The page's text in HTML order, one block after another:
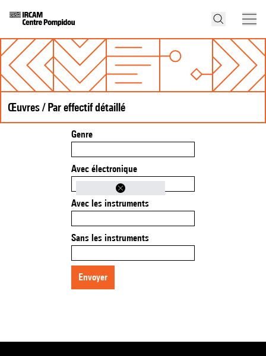
Œuvres / Par effectif détaillé
Genre
Avec électronique
Avec les instruments
Sans les instruments
envoyer